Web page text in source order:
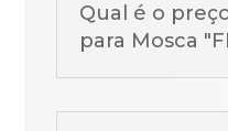
Qual é o
para Mosca